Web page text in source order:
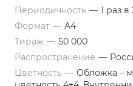
наверняка многим будет
кетчуп продавали как
динозавров в кино, есть
многое другое.
Каждый выпуск будет
историей создания
Периодичность — 1 раз
Формат — А4
Тираж — 50 000
Распространение —
Цветность — Обложка –